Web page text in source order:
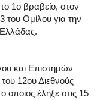
1ο βραβείο, στον
του Ομίλου για την
και Επιστημών
12ου Διεθνούς
οποίος έληξε στις 15